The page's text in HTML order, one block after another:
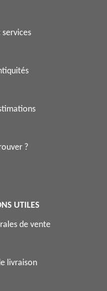
?
UTILES
de vente
livraison